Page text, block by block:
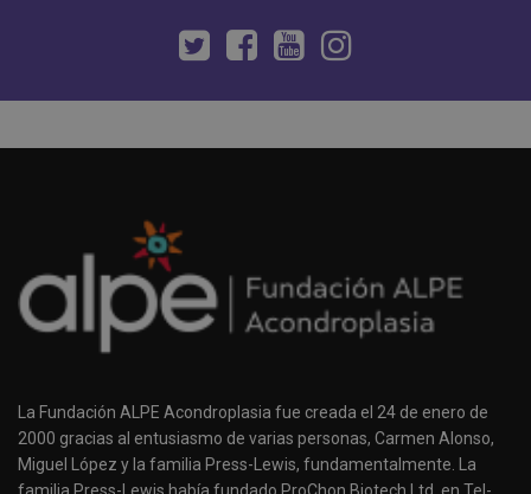
La Fundación ALPE Acondroplasia fue creada el 24 de enero de
2000 gracias al entusiasmo de varias personas, Carmen Alonso,
Miguel López y la familia Press-Lewis, fundamentalmente. La